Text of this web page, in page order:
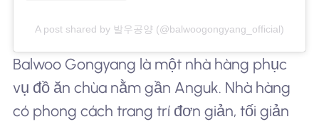
A post shared by 발우공양 (@balwoogongyang_official)
Balwoo Gongyang là một nhà hàng phục
vụ đồ ăn chùa nằm gần Anguk. Nhà hàng
có phong cách trang trí đơn giản, tối giản